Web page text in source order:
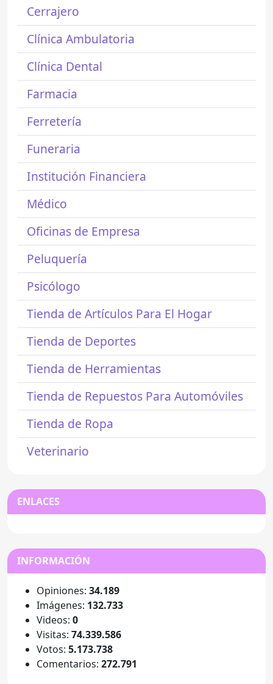
Cerrajero
Clínica Ambulatoria
Clínica Dental
Farmacia
Ferretería
Funeraria
Institución Financiera
Médico
Oficinas de Empresa
Peluquería
Psicólogo
Tienda de Artículos Para El Hogar
Tienda de Deportes
Tienda de Herramientas
Tienda de Repuestos Para Automóviles
Tienda de Ropa
Veterinario
ENLACES
INFORMACIÓN
Opiniones: 34.189
Imágenes: 132.733
Videos: 0
Visitas: 74.339.586
Votos: 5.173.738
Comentarios: 272.791